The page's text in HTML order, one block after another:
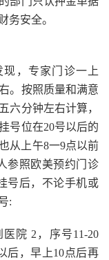
务安全。
，专家门诊一上
。按照质量和满意
六分钟左右计算，
号位在20号以后的
从上午8一9点以前
参照欧美预约门诊
号后，不论手机或
:
院 2，序号11-20
后，早上10点后再